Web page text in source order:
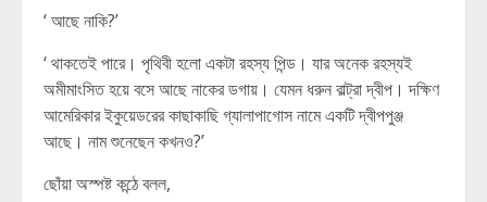
‘ আছে নাকি?’
‘ থাকতেই পারে। পৃথিবী হলো একটা রহস্য পিন্ড। যার অনেক রহস্যই
অমীমাংসিত হয়ে বসে আছে নাকের ডগায়। যেমন ধরুন বাল্ট্রা দ্বীপ। দক্ষিণ
আমেরিকার ইকুয়েডরের কাছাকাছি গ্যালাপাগোস নামে একটি দ্বীপপুঞ্জ
আছে। নাম শুনেছেন কখনও?’
ছোঁয়া অস্পষ্ট কন্ঠে বলল,